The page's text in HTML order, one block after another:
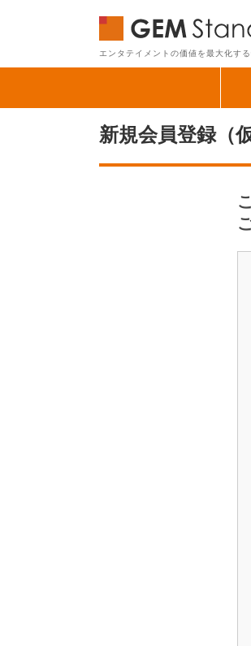
エンタテイメントの価値を最大化す
新規会員登録（